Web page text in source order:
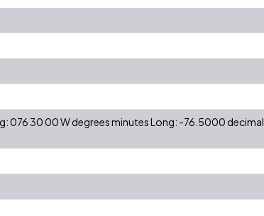
076 30 00 W degrees minutes Long: -76.5000 decimal